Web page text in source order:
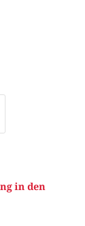
in den